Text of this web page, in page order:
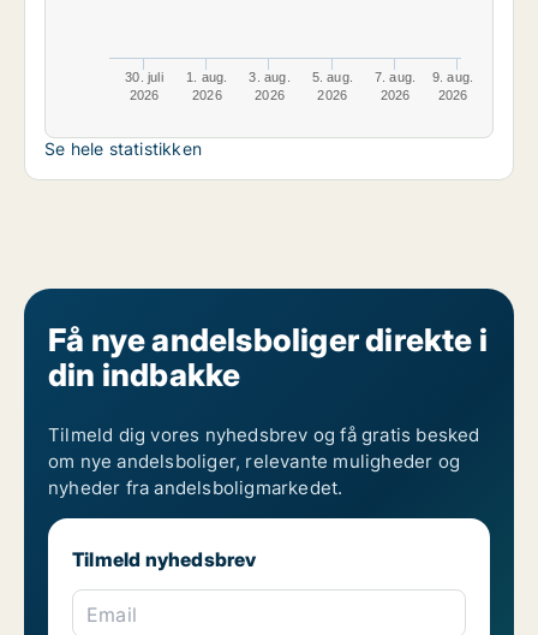
30. juli
2026
1. aug.
2026
3. aug.
2026
5. aug.
2026
7. aug.
2026
9. aug.
2026
Se hele statistikken
Få nye andelsboliger direkte i
din indbakke
Tilmeld dig vores nyhedsbrev og få gratis besked
om nye andelsboliger, relevante muligheder og
nyheder fra andelsboligmarkedet.
Tilmeld nyhedsbrev
Email